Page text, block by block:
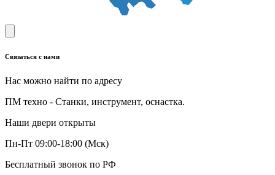
Связаться с нами
Нас можно найти по адресу
ПМ техно - Станки, инструмент, оснастка.
Наши двери открыты
Пн-Пт 09:00-18:00 (Мск)
Бесплатный звонок по РФ